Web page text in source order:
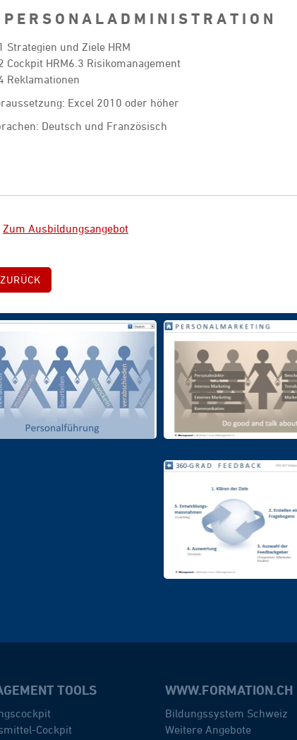
E R S O N A L A D M I N I S T R A T I O N
Strategien und Ziele HRM
Cockpit HRM6.3 Risikomanagement
Reklamationen
Excel 2010 oder höher
Deutsch und Französisch
Zum Ausbildungsangebot
ZURÜCK
TOOLS
Cockpit
WWW.FORMATION.CH
Bildungssystem Schweiz
Weitere Angebote